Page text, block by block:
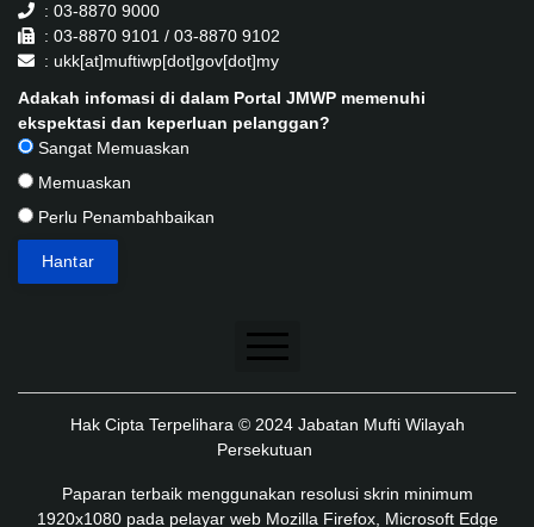
: 03-8870 9000
: 03-8870 9101 / 03-8870 9102
: ukk[at]muftiwp[dot]gov[dot]my
Adakah infomasi di dalam Portal JMWP memenuhi
ekspektasi dan keperluan pelanggan?
Sangat Memuaskan
Memuaskan
Perlu Penambahbaikan
Penafian
Dasar Keselamatan
Hak Cipta Terpelihara © 2024 Jabatan Mufti Wilayah
Persekutuan
Paparan terbaik menggunakan resolusi skrin minimum
1920x1080 pada pelayar web Mozilla Firefox, Microsoft Edge